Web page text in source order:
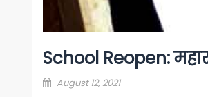
School Reopen:
Posted
August 12, 2021